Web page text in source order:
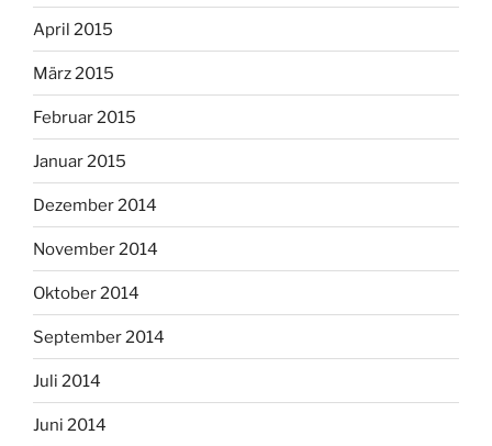
April 2015
März 2015
Februar 2015
Januar 2015
Dezember 2014
November 2014
Oktober 2014
September 2014
Juli 2014
Juni 2014